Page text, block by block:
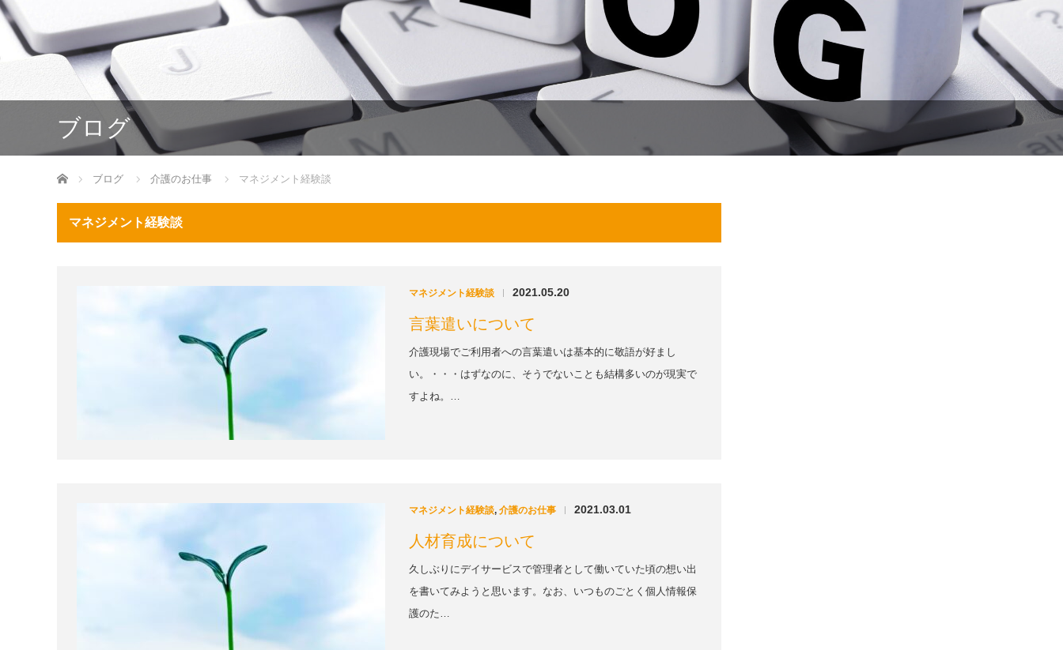
ブログ
ホーム ブログ 介護のお仕事 マネジメント経験談
マネジメント経験談
マネジメント経験談 2021.05.20
言葉遣いについて
介護現場でご利用者への言葉遣いは基本的に敬語が好まし
い。・・・はずなのに、そうでないことも結構多いのが現実で
すよね。…
マネジメント経験談, 介護のお仕事 2021.03.01
人材育成について
久しぶりにデイサービスで管理者として働いていた頃の想い出
を書いてみようと思います。なお、いつものごとく個人情報保
護のた…